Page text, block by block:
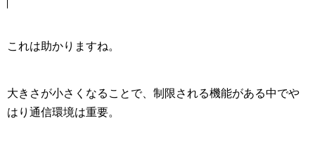
これは助かりますね。
大きさが小さくなることで、制限される機能がある中でや
はり通信環境は重要。